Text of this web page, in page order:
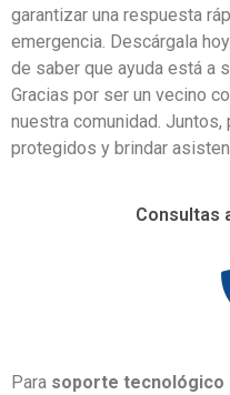
garantizar una respuesta
emergencia. Descárgala
de saber que ayuda está a
Gracias por ser un vecino
nuestra comunidad.
protegidos y brindar
Consultas
Para soporte tecnológico